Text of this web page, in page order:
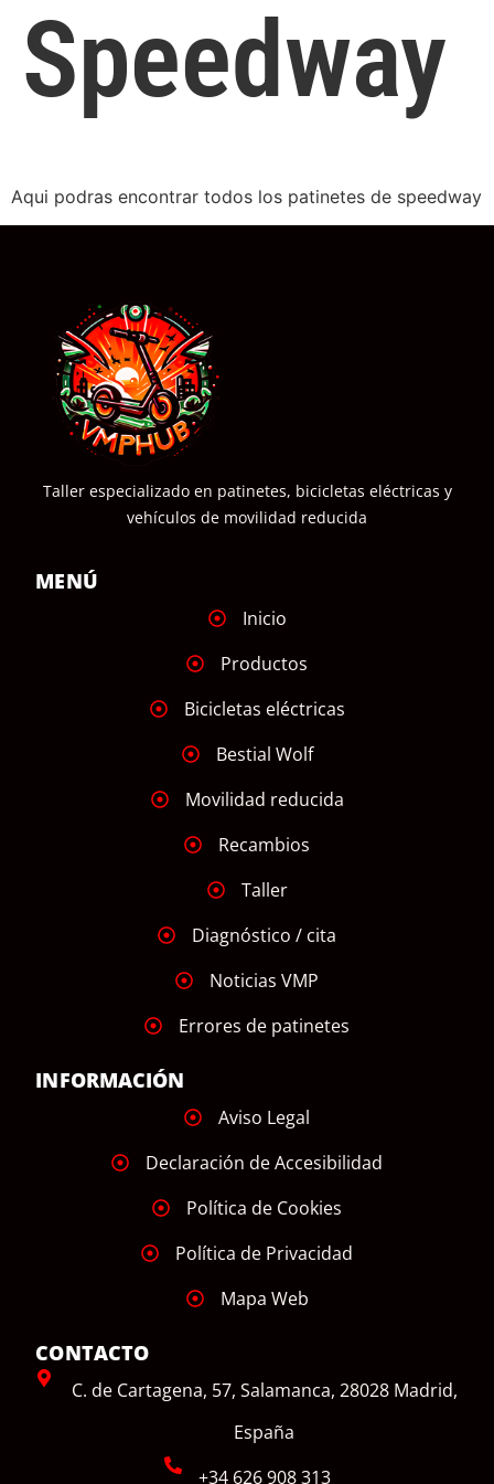
Speedway
Aqui podras encontrar todos los patinetes de speedway
Taller especializado en patinetes, bicicletas eléctricas y
vehículos de movilidad reducida
MENÚ
Inicio
Productos
Bicicletas eléctricas
Bestial Wolf
Movilidad reducida
Recambios
Taller
Diagnóstico / cita
Noticias VMP
Errores de patinetes
INFORMACIÓN
Aviso Legal
Declaración de Accesibilidad
Política de Cookies
Política de Privacidad
Mapa Web
CONTACTO
C. de Cartagena, 57, Salamanca, 28028 Madrid,
España
+34 626 908 313